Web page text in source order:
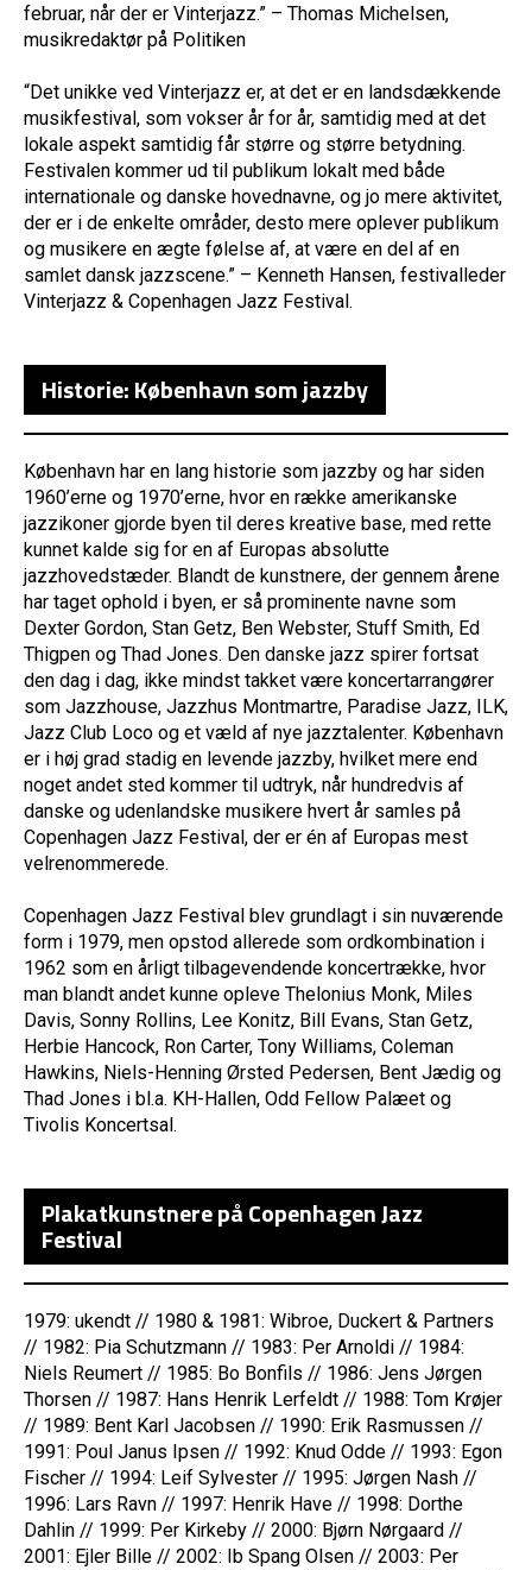
februar, når der er Vinterjazz.” – Thomas Michelsen,
musikredaktør på Politiken
“Det unikke ved Vinterjazz er, at det er en landsdækkende
musikfestival, som vokser år for år, samtidig med at det
lokale aspekt samtidig får større og større betydning.
Festivalen kommer ud til publikum lokalt med både
internationale og danske hovednavne, og jo mere aktivitet,
der er i de enkelte områder, desto mere oplever publikum
og musikere en ægte følelse af, at være en del af en
samlet dansk jazzscene.” – Kenneth Hansen, festivalleder
Vinterjazz & Copenhagen Jazz Festival.
Historie: København som jazzby
København har en lang historie som jazzby og har siden
1960’erne og 1970’erne, hvor en række amerikanske
jazzikoner gjorde byen til deres kreative base, med rette
kunnet kalde sig for en af Europas absolutte
jazzhovedstæder. Blandt de kunstnere, der gennem årene
har taget ophold i byen, er så prominente navne som
Dexter Gordon, Stan Getz, Ben Webster, Stuff Smith, Ed
Thigpen og Thad Jones. Den danske jazz spirer fortsat
den dag i dag, ikke mindst takket være koncertarrangører
som Jazzhouse, Jazzhus Montmartre, Paradise Jazz, ILK,
Jazz Club Loco og et væld af nye jazztalenter. København
er i høj grad stadig en levende jazzby, hvilket mere end
noget andet sted kommer til udtryk, når hundredvis af
danske og udenlandske musikere hvert år samles på
Copenhagen Jazz Festival, der er én af Europas mest
velrenommerede.
Copenhagen Jazz Festival blev grundlagt i sin nuværende
form i 1979, men opstod allerede som ordkombination i
1962 som en årligt tilbagevendende koncertrække, hvor
man blandt andet kunne opleve Thelonius Monk, Miles
Davis, Sonny Rollins, Lee Konitz, Bill Evans, Stan Getz,
Herbie Hancock, Ron Carter, Tony Williams, Coleman
Hawkins, Niels-Henning Ørsted Pedersen, Bent Jædig og
Thad Jones i bl.a. KH-Hallen, Odd Fellow Palæet og
Tivolis Koncertsal.
Plakatkunstnere på Copenhagen Jazz
Festival
1979: ukendt // 1980 & 1981: Wibroe, Duckert & Partners
// 1982: Pia Schutzmann // 1983: Per Arnoldi // 1984:
Niels Reumert // 1985: Bo Bonfils // 1986: Jens Jørgen
Thorsen // 1987: Hans Henrik Lerfeldt // 1988: Tom Krøjer
// 1989: Bent Karl Jacobsen // 1990: Erik Rasmussen //
1991: Poul Janus Ipsen // 1992: Knud Odde // 1993: Egon
Fischer // 1994: Leif Sylvester // 1995: Jørgen Nash //
1996: Lars Ravn // 1997: Henrik Have // 1998: Dorthe
Dahlin // 1999: Per Kirkeby // 2000: Bjørn Nørgaard //
2001: Ejler Bille // 2002: Ib Spang Olsen // 2003: Per